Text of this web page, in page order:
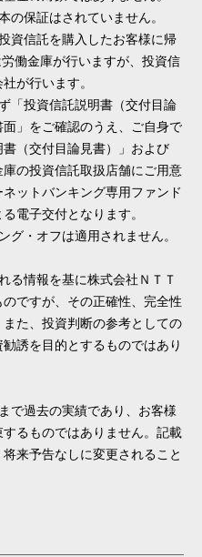
の保証はされていません。
資信託を購入したお客様に帰
働金庫が行いますが、投資信
が行います。
「投資信託説明書（交付目論
」をご確認のうえ、ご自身で
（交付目論見書）」および
庫の投資信託取扱店舗にご用意
ットバンキング専用ファンド
電子交付となります。
グ・オフは適用されません。
る情報を基に株式会社ＮＴＴ
ですが、その正確性、完全性
た、投資判断の参考としての
誘を目的とするものではあり
で過去の実績であり、お客様
るものではありません。記載
来予告なしに変更されること